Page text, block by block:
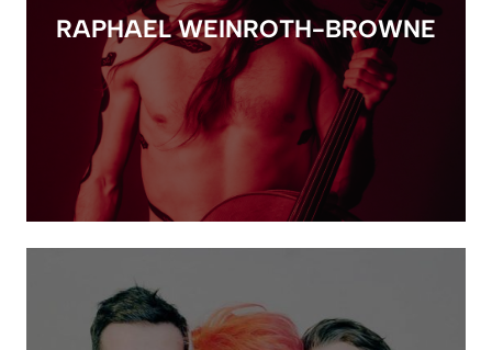
RAPHAEL WEINROTH-BROWNE